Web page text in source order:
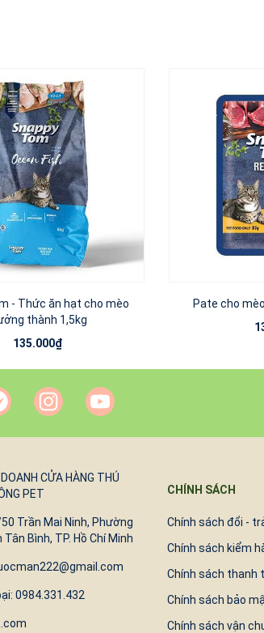
- Thức ăn hạt cho mèo
thành 1,5kg
135.000₫
Pate cho
DOANH CỬA HÀNG THÚ
PET
Trần Mai Ninh, Phường
Tân Bình, TP. Hồ Chí Minh
0984.331.432
CHÍNH SÁCH
Chính sách đổi -
Chính sách kiểm
Chính sách thanh
Chính sách bảo
Chính sách vận